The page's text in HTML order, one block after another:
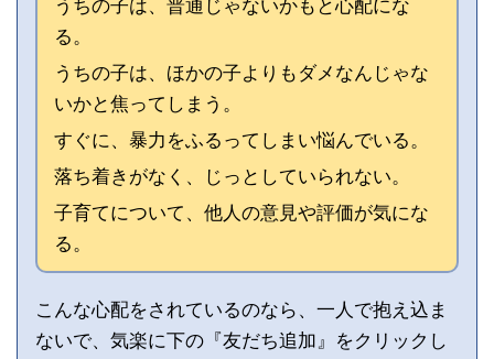
うちの子は、普通じゃないかもと心配にな
る。
うちの子は、ほかの子よりもダメなんじゃな
いかと焦ってしまう。
すぐに、暴力をふるってしまい悩んでいる。
落ち着きがなく、じっとしていられない。
子育てについて、他人の意見や評価が気にな
る。
こんな心配をされているのなら、一人で抱え込ま
ないで、気楽に下の『友だち追加』をクリックし